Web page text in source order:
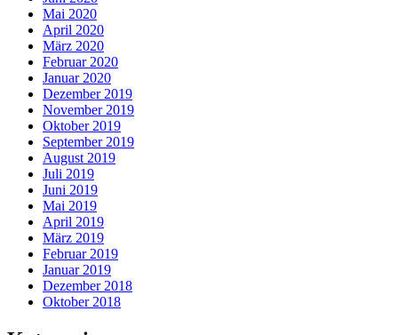
Mai 2020
April 2020
März 2020
Februar 2020
Januar 2020
Dezember 2019
November 2019
Oktober 2019
September 2019
August 2019
Juli 2019
Juni 2019
Mai 2019
April 2019
März 2019
Februar 2019
Januar 2019
Dezember 2018
Oktober 2018